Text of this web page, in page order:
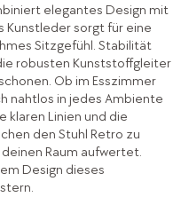
elegantes Design mit
sorgt für eine
Sitzgefühl. Stabilität
robusten Kunststoffgleiter
Ob im Esszimmer
nahtlos in jedes Ambiente
klaren Linien und die
den Stuhl Retro zu
Raum aufwertet.
Design dieses